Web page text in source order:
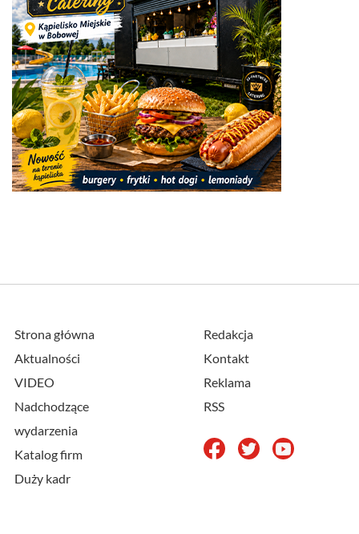
Strona główna
Aktualności
VIDEO
Nadchodzące
wydarzenia
Katalog firm
Duży kadr
Redakcja
Kontakt
Reklama
RSS